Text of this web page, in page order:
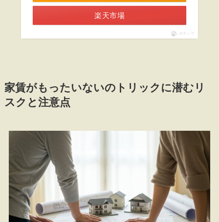
楽天市場
ポチップ
家賃がもったいないのトリックに潜むリ
スクと注意点